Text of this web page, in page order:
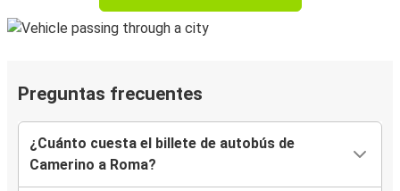
Preguntas frecuentes
¿Cuánto cuesta el billete de autobús de
Camerino a Roma?